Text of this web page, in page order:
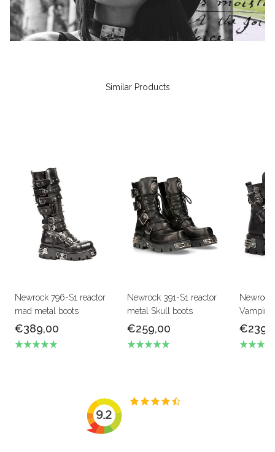
Similar Products
Newrock 796-S1 reactor
mad metal boots
€389,00
Newrock 391-S1 reactor
metal Skull boots
€259,00
Vampire